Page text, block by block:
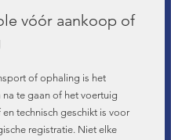
vóór aankoop of
of ophaling is het
te gaan of het voertuig
technisch geschikt is voor
registratie. Niet elke